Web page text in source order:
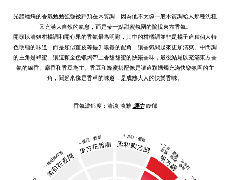
光譜蠟燭的香氣勉勉強強被歸類在木質調，因為他不太像一般木質調給人那種沈穩
又充滿大自然的氣息，而是帶一點甜蜜氛圍的愉悅東方香氣。
開頭以清爽柑橘調和開心果的香氣最為明顯，其中的柑橘調並非是橘子這種個人特
色明顯的味道，而是類似薑皮等提升嗅覺的配角，讓香氣聞起來更加清爽。中間調
的主角是蜂蜜，讓這顆金色蠟燭帶上香甜甜蜜的快樂香味，最後結尾以充滿東方香
氣的線香、麝香和香豆為主。香豆和蜂蜜搭配像是讓這顆蠟燭充滿快樂氛圍的主
角，聞起來像是香草的味道，是成熟大人的快樂香味。
香氣濃郁度： 清淡 淡雅 適中 馥郁